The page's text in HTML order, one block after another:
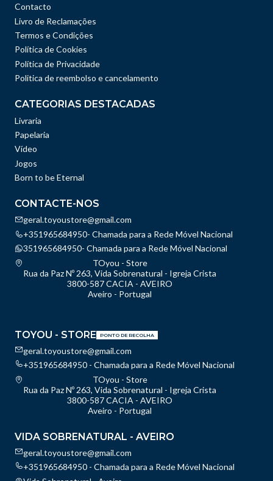
Contacto
Livro de Reclamações
Termos e Condições
Política de Cookies
Política de Privacidade
Politica de reembolso e cancelamento
CATEGORIAS DESTACADAS
Livraria
Papelaria
Vídeo
Jogos
Born to be Eternal
CONTACTE-NOS
geral.toyoustore@gmail.com
+351965684950- Chamada para a Rede Móvel Nacional
351965684950- Chamada para a Rede Móvel Nacional
TOyou - Store
Rua da Paz Nº 263, Vida Sobrenatural - Igreja Crista
3800-587 CACIA - AVEIRO
Aveiro - Portugal
TOYOU - STORE PONTO DE RECOLHA
geral.toyoustore@gmail.com
+351965684950 - Chamada para a Rede Móvel Nacional
TOyou - Store
Rua da Paz Nº 263, Vida Sobrenatural - Igreja Crista
3800-587 CACIA - AVEIRO
Aveiro - Portugal
VIDA SOBRENATURAL - AVEIRO
geral.toyoustore@gmail.com
+351965684950 - Chamada para a Rede Móvel Nacional